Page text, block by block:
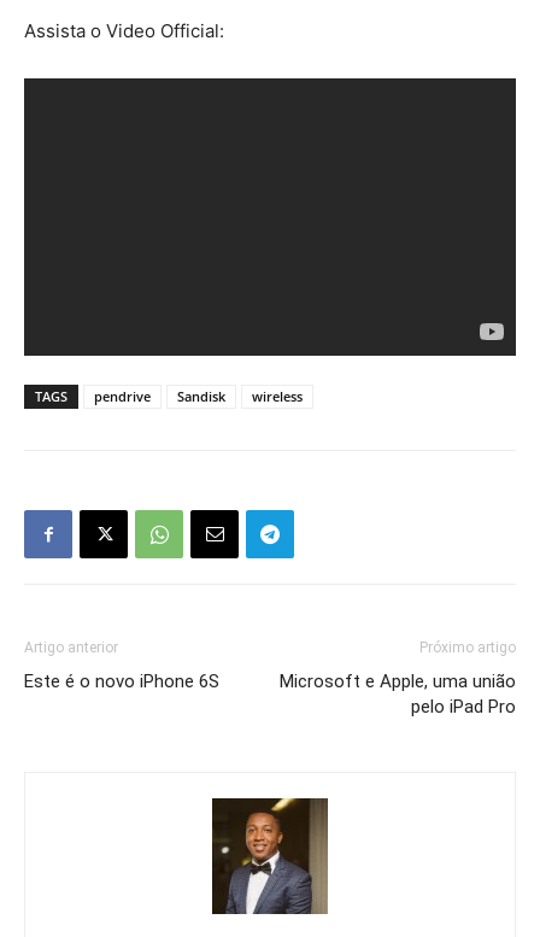
Assista o Video Official:
TAGS pendrive Sandisk wireless
Artigo anterior
Este é o novo iPhone 6S
Próximo artigo
Microsoft e Apple, uma união
pelo iPad Pro